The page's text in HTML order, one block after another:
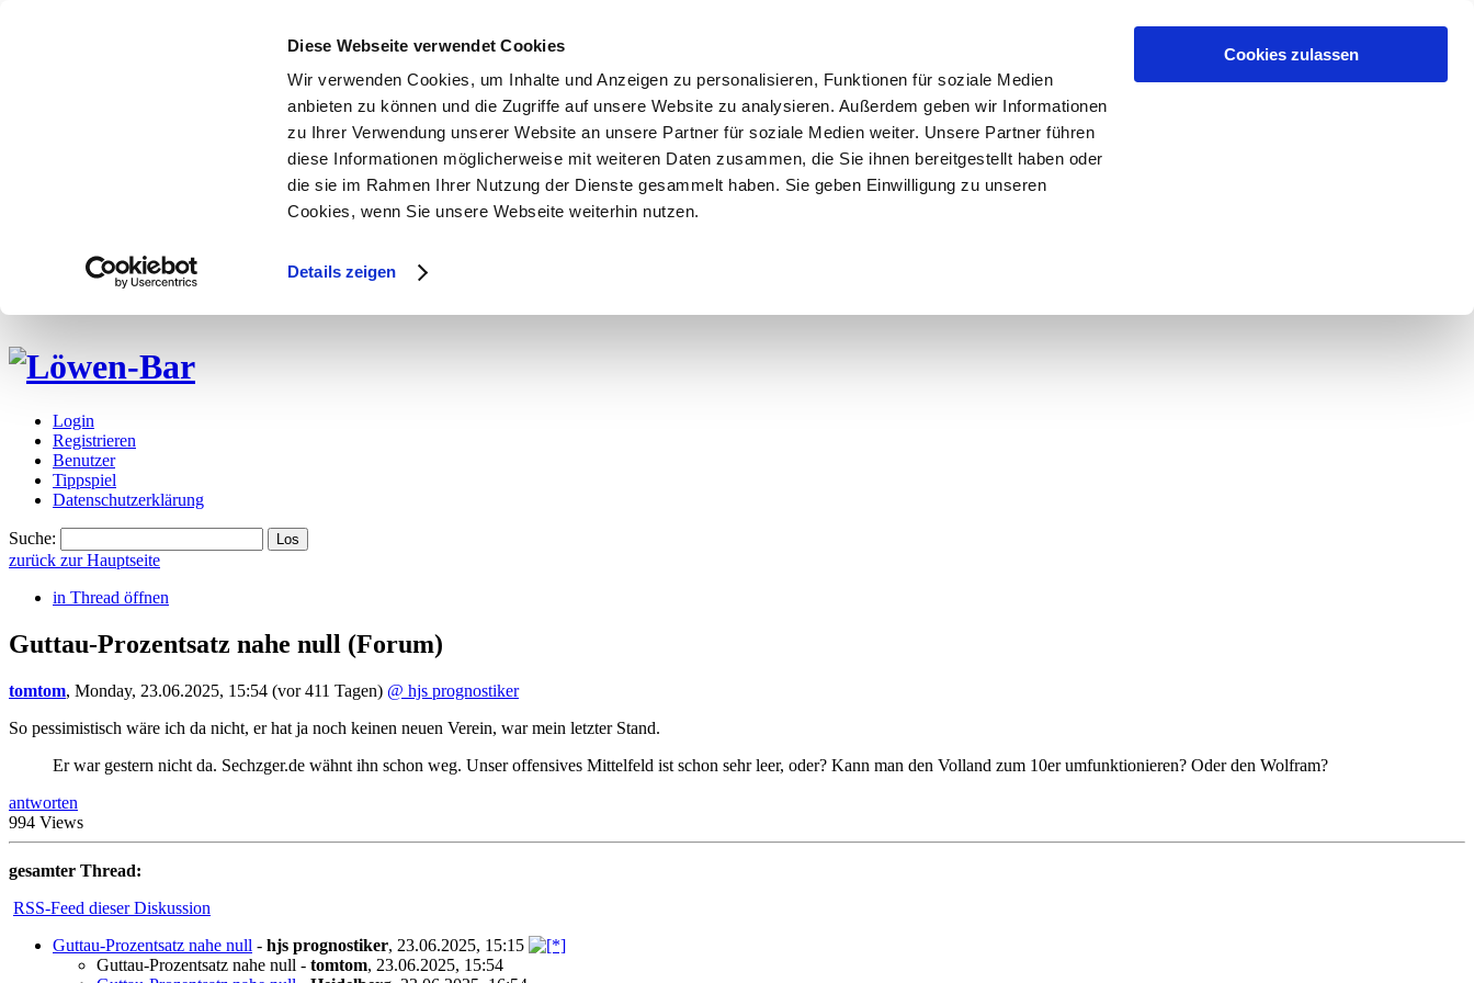
Diese Webseite verwendet Cookies
Wir verwenden Cookies, um Inhalte und Anzeigen zu personalisieren, Funktionen für soziale Medien
anbieten zu können und die Zugriffe auf unsere Website zu analysieren. Außerdem geben wir Informationen
zu Ihrer Verwendung unserer Website an unsere Partner für soziale Medien weiter. Unsere Partner führen
diese Informationen möglicherweise mit weiteren Daten zusammen, die Sie ihnen bereitgestellt haben oder
die sie im Rahmen Ihrer Nutzung der Dienste gesammelt haben. Sie geben Einwilligung zu unseren
Cookies, wenn Sie unsere Webseite weiterhin nutzen.
Details zeigen
Cookies zulassen
Login
Registrieren
Benutzer
Tippspiel
Datenschutzerklärung
Suche:
zurück zur Hauptseite
in Thread öffnen
Guttau-Prozentsatz nahe null (Forum)
tomtom, Monday, 23.06.2025, 15:54 (vor 411 Tagen) @ hjs prognostiker
So pessimistisch wäre ich da nicht, er hat ja noch keinen neuen Verein, war mein letzter Stand.
Er war gestern nicht da. Sechzger.de wähnt ihn schon weg. Unser offensives Mittelfeld ist schon sehr leer, oder? Kann man den Volland zum 10er umfunktionieren? Oder den Wolfram?
antworten
994 Views
gesamter Thread:
RSS-Feed dieser Diskussion
Guttau-Prozentsatz nahe null - hjs prognostiker, 23.06.2025, 15:15
Guttau-Prozentsatz nahe null - tomtom, 23.06.2025, 15:54